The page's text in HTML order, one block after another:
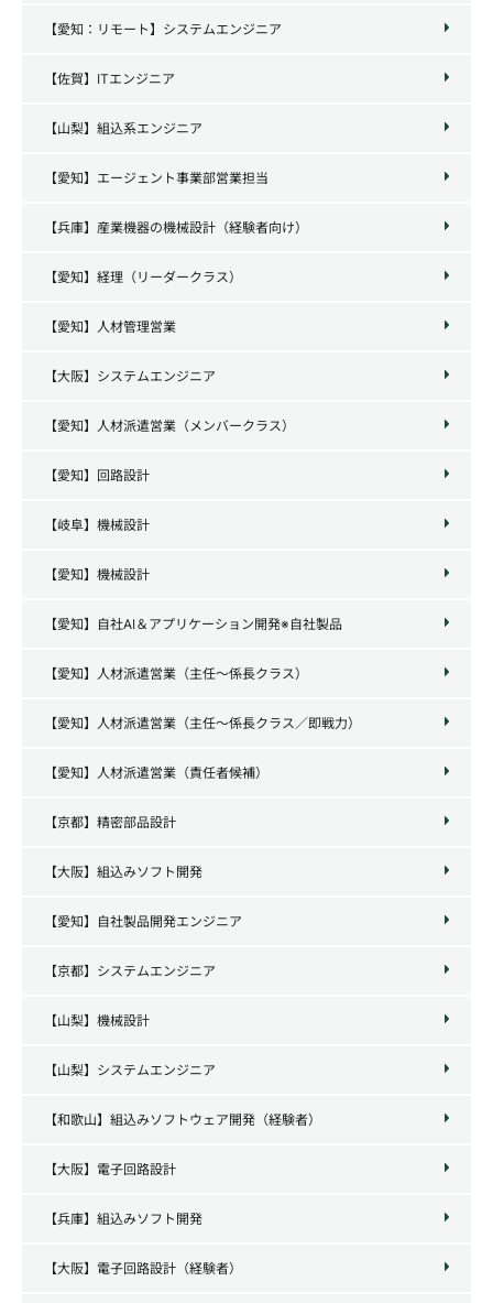
【愛知：リモート】システムエンジニア
【佐賀】ITエンジニア
【山梨】組込系エンジニア
【愛知】エージェント事業部営業担当
【兵庫】産業機器の機械設計（経験者向け）
【愛知】経理（リーダークラス）
【愛知】人材管理営業
【大阪】システムエンジニア
【愛知】人材派遣営業（メンバークラス）
【愛知】回路設計
【岐阜】機械設計
【愛知】機械設計
【愛知】自社AI＆アプリケーション開発※自社製品
【愛知】人材派遣営業（主任～係長クラス）
【愛知】人材派遣営業（主任～係長クラス／即戦力）
【愛知】人材派遣営業（責任者候補）
【京都】精密部品設計
【大阪】組込みソフト開発
【愛知】自社製品開発エンジニア
【京都】システムエンジニア
【山梨】機械設計
【山梨】システムエンジニア
【和歌山】組込みソフトウェア開発（経験者）
【大阪】電子回路設計
【兵庫】組込みソフト開発
【大阪】電子回路設計（経験者）